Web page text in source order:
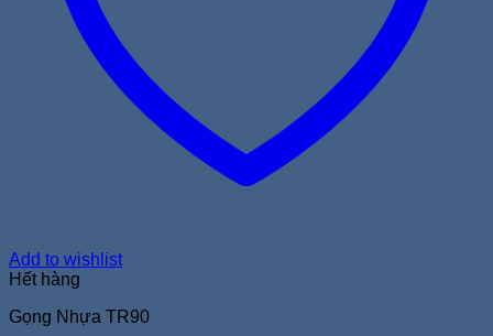
Add to wishlist
Hết hàng
Gọng Nhựa TR90